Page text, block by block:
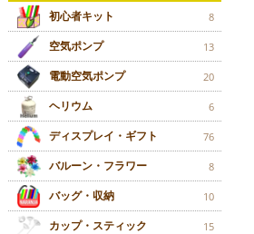
初心者キット 8
空気ポンプ 13
電動空気ポンプ 20
ヘリウム 6
ディスプレイ・ギフト 76
バルーン・フラワー 8
バッグ・収納 10
カップ・スティック 15